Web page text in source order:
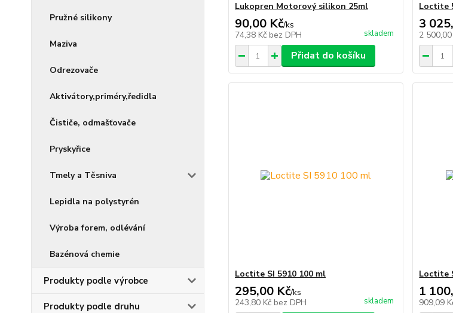
Pružné silikony
Maziva
Odrezovače
Aktivátory,priméry,ředidla
Čističe, odmašťovače
Pryskyřice
Tmely a Těsniva
Lepidla na polystyrén
Výroba forem, odlévání
Bazénová chemie
Produkty podle výrobce
Produkty podle druhu
Lukopren Motorový silikon 25ml
90,00 Kč/ks
74,38 Kč bez DPH skladem
Přidat do košíku
Loctite
3
2 500,00
Loctite SI 5910 100 ml
295,00 Kč/ks
243,80 Kč bez DPH skladem
Loctite
1
909,09